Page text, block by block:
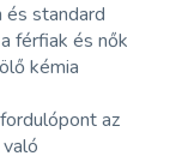
standard
férfiak és nők
kémia
az